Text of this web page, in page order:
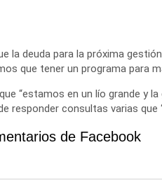
la deuda para la próxima
que tener un programa para
“estamos en un lío grande y
responder consultas varias
de Facebook